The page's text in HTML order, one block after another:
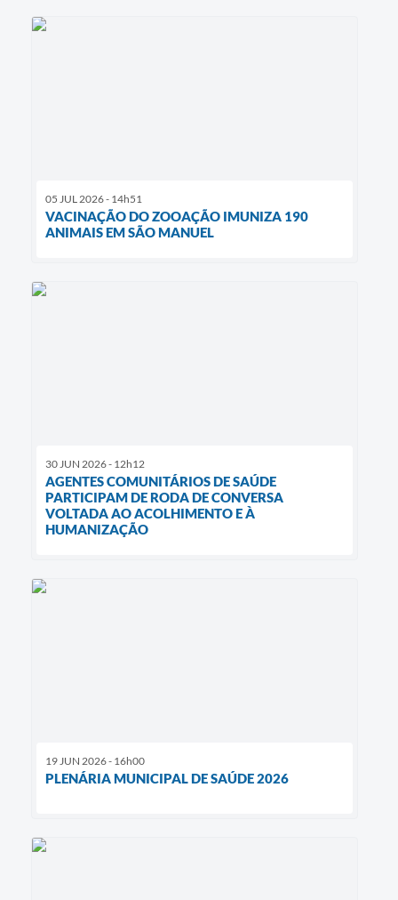
05 JUL 2026 - 14h51
VACINAÇÃO DO ZOOAÇÃO IMUNIZA 190
ANIMAIS EM SÃO MANUEL
30 JUN 2026 - 12h12
AGENTES COMUNITÁRIOS DE SAÚDE
PARTICIPAM DE RODA DE CONVERSA
VOLTADA AO ACOLHIMENTO E À
HUMANIZAÇÃO
19 JUN 2026 - 16h00
PLENÁRIA MUNICIPAL DE SAÚDE 2026